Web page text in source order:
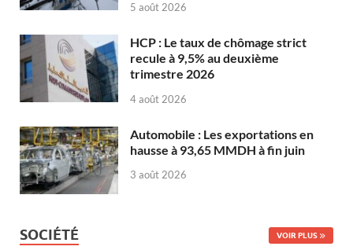
5 août 2026
HCP : Le taux de chômage strict
recule à 9,5% au deuxième
trimestre 2026
4 août 2026
Automobile : Les exportations en
hausse à 93,65 MMDH à fin juin
3 août 2026
SOCIÉTÉ VOIR PLUS